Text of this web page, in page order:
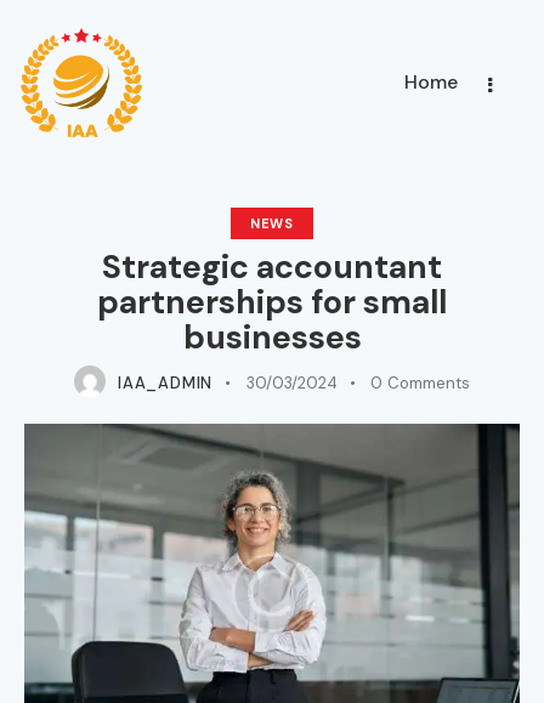
Home
NEWS
Strategic accountant
partnerships for small
businesses
IAA_ADMIN 30/03/2024 0 Comments